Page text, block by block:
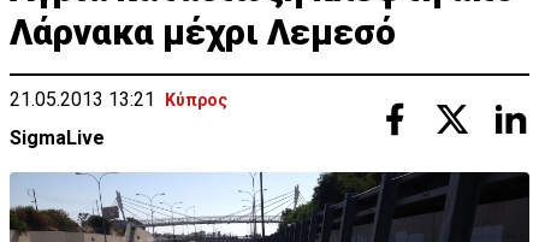
Λάρνακα μέχρι Λεμεσό
21.05.2013 13:21 Κύπρος
SigmaLive